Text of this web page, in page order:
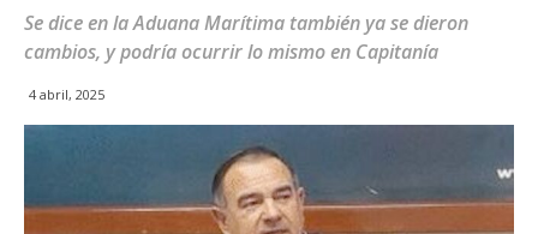
Se dice en la Aduana Marítima también ya se dieron
cambios, y podría ocurrir lo mismo en Capitanía
4 abril, 2025